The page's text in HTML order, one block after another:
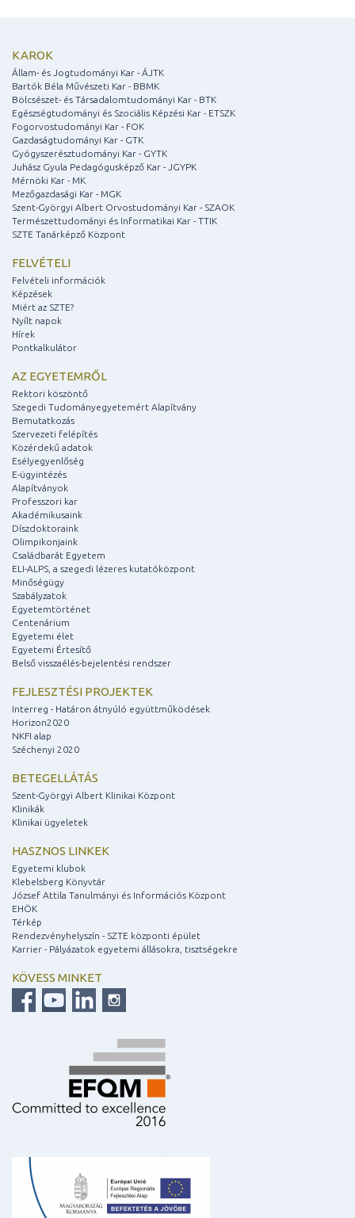
KAROK
Állam- és Jogtudományi Kar - ÁJTK
Bartók Béla Művészeti Kar - BBMK
Bölcsészet- és Társadalomtudományi Kar - BTK
Egészségtudományi és Szociális Képzési Kar - ETSZK
Fogorvostudományi Kar - FOK
Gazdaságtudományi Kar - GTK
Gyógyszerésztudományi Kar - GYTK
Juhász Gyula Pedagógusképző Kar - JGYPK
Mérnöki Kar - MK
Mezőgazdasági Kar - MGK
Szent-Györgyi Albert Orvostudományi Kar - SZAOK
Természettudományi és Informatikai Kar - TTIK
SZTE Tanárképző Központ
FELVÉTELI
Felvételi információk
Képzések
Miért az SZTE?
Nyílt napok
Hírek
Pontkalkulátor
AZ EGYETEMRŐL
Rektori köszöntő
Szegedi Tudományegyetemért Alapítvány
Bemutatkozás
Szervezeti felépítés
Közérdekű adatok
Esélyegyenlőség
E-ügyintézés
Alapítványok
Professzori kar
Akadémikusaink
Díszdoktoraink
Olimpikonjaink
Családbarát Egyetem
ELI-ALPS, a szegedi lézeres kutatóközpont
Minőségügy
Szabályzatok
Egyetemtörténet
Centenárium
Egyetemi élet
Egyetemi Értesítő
Belső visszaélés-bejelentési rendszer
FEJLESZTÉSI PROJEKTEK
Interreg - Határon átnyúló együttműködések
Horizon2020
NKFI alap
Széchenyi 2020
BETEGELLÁTÁS
Szent-Györgyi Albert Klinikai Központ
Klinikák
Klinikai ügyeletek
HASZNOS LINKEK
Egyetemi klubok
Klebelsberg Könyvtár
József Attila Tanulmányi és Információs Központ
EHÖK
Térkép
Rendezvényhelyszín - SZTE központi épület
Karrier - Pályázatok egyetemi állásokra, tisztségekre
KÖVESS MINKET